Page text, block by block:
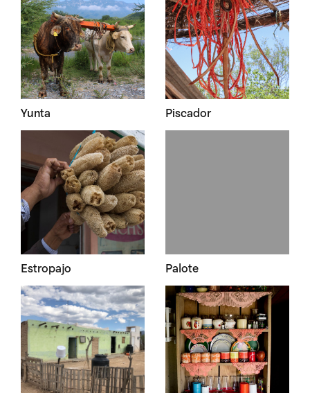
Yunta Piscador
Estropajo Palote